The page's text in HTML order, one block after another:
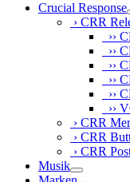
Crucial Response
› CRR
››
››
››
››
››
››
› CRR
› CRR
› CRR
Musik